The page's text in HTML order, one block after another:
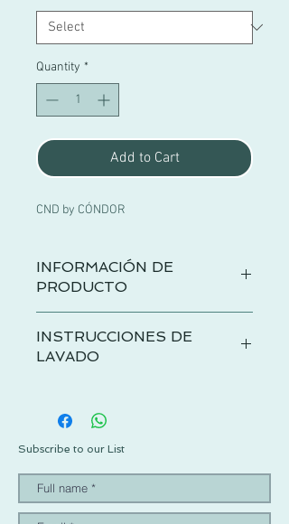
Quantity *
Add to Cart
CND by CÓNDOR
INFORMACIÓN DE
PRODUCTO
INSTRUCCIONES DE
LAVADO
fría, jabón neutro y un programa de
lavado y centrifugado suave. Tender en
plano y evitar el uso de secadora.
Subscribe to our List